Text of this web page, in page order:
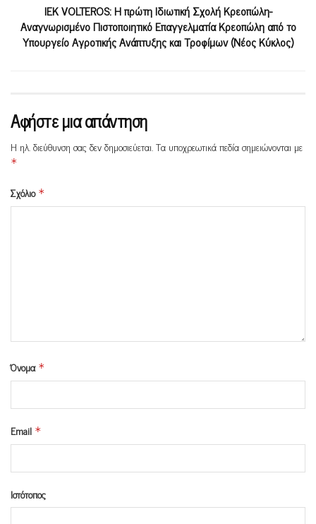
ΙΕΚ VOLTEROS: Η πρώτη Ιδιωτική Σχολή Κρεοπώλη-
Αναγνωρισμένο Πιστοποιητικό Επαγγελματία Κρεοπώλη από το
Υπουργείο Αγροτικής Ανάπτυξης και Τροφίμων (Νέος Κύκλος)
Αφήστε μια απάντηση
Η ηλ. διεύθυνση σας δεν δημοσιεύεται.Τα υποχρεωτικά πεδία σημειώνονται με
*
Σχόλιο *
Όνομα *
Email *
Ιστότοπος